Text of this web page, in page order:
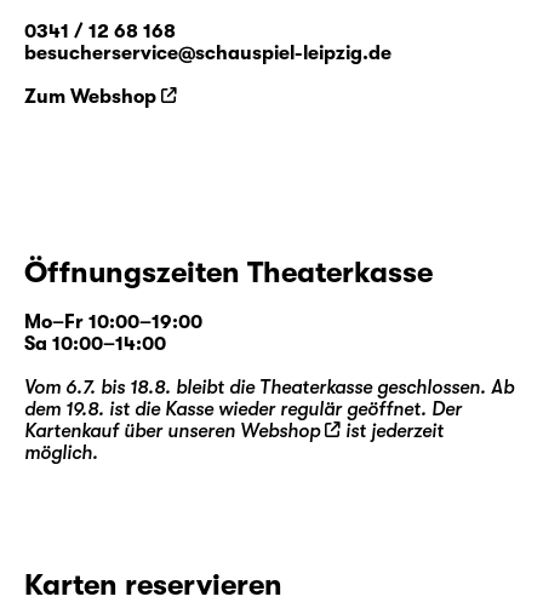
0341 / 12 68 168
besucherservice@schauspiel-leipzig.de
Zum Webshop
Öffnungszeiten Theaterkasse
Mo–Fr 10:00–19:00
Sa 10:00–14:00
Vom 6.7. bis 18.8. bleibt die Theaterkasse geschlossen. Ab
dem 19.8. ist die Kasse wieder regulär geöffnet. Der
Kartenkauf über unseren Webshop
ist jederzeit
möglich.
Karten reservieren